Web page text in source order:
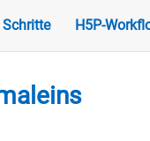
Schritte H5P-